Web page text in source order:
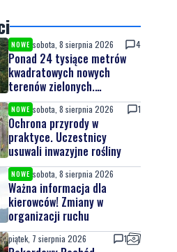
NOWE sobota, 8 sierpnia 2026 4
Ponad 24 tysiące metrów
kwadratowych nowych
terenów zielonych.
Powstanie nowa przestrzeń
do wypoczynku
NOWE sobota, 8 sierpnia 2026 1
Ochrona przyrody w
praktyce. Uczestnicy
usuwali inwazyjne rośliny
NOWE sobota, 8 sierpnia 2026
Ważna informacja dla
kierowców! Zmiany w
organizacji ruchu
piątek, 7 sierpnia 2026 1